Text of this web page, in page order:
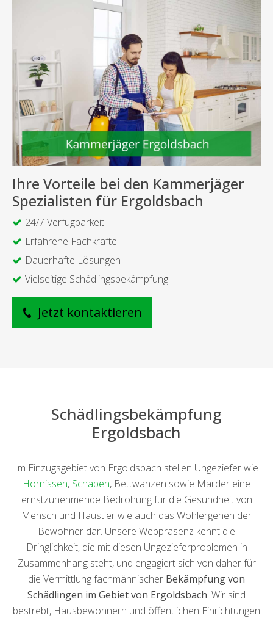
Ihre Vorteile bei den Kammerjäger
Spezialisten für Ergoldsbach
24/7 Verfügbarkeit
Erfahrene Fachkräfte
Dauerhafte Lösungen
Vielseitige Schädlingsbekämpfung
Jetzt kontaktieren
Schädlingsbekämpfung
Ergoldsbach
Im Einzugsgebiet von Ergoldsbach stellen Ungeziefer wie
Hornissen, Schaben, Bettwanzen sowie Marder eine
ernstzunehmende Bedrohung für die Gesundheit von
Mensch und Haustier wie auch das Wohlergehen der
Bewohner dar. Unsere Webpräsenz kennt die
Dringlichkeit, die mit diesen Ungezieferproblemen in
Zusammenhang steht, und engagiert sich von daher für
die Vermittlung fachmännischer Bekämpfung von
Schädlingen im Gebiet von Ergoldsbach. Wir sind
bestrebt, Hausbewohnern und öffentlichen Einrichtungen